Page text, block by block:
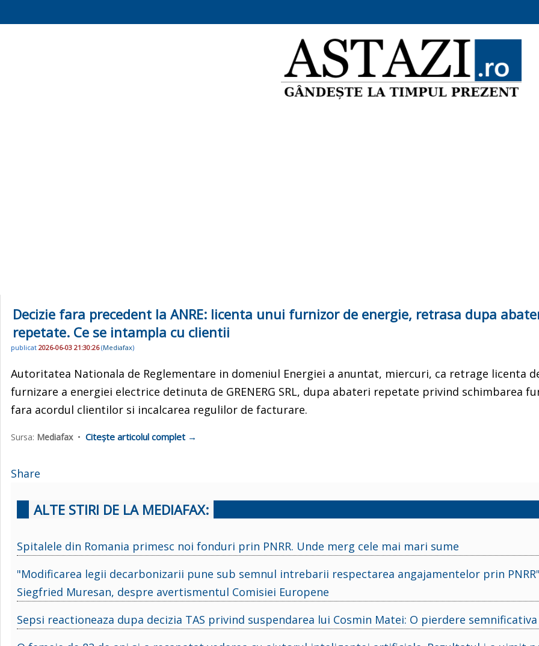
Decizie fara precedent la ANRE: licenta unui furnizor de energie, retrasa dupa
repetate. Ce se intampla cu clientii
publicat 2026-06-03 21:30:26(Mediafax)
Autoritatea Nationala de Reglementare in domeniul Energiei a anuntat, miercuri, ca retrage licenta
furnizare a energiei electrice detinuta de GRENERG SRL, dupa abateri repetate privind schimbarea
fara acordul clientilor si incalcarea regulilor de facturare.
Sursa: Mediafax• Citește articolul complet →
Share
ALTE STIRI DE LA MEDIAFAX:
Spitalele din Romania primesc noi fonduri prin PNRR. Unde merg cele mai mari sume
"Modificarea legii decarbonizarii pune sub semnul intrebarii respectarea angajamentelor prin
Siegfried Muresan, despre avertismentul Comisiei Europene
Sepsi reactioneaza dupa decizia TAS privind suspendarea lui Cosmin Matei: O pierdere semnificativa